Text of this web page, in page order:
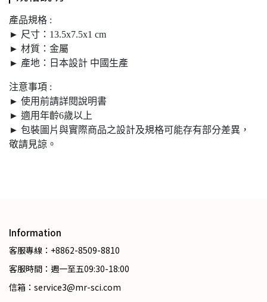
產品規格 :
► 尺寸：13.5x7.5x1 cm
► 材質：金屬
► 產地：日本設計 中國生產
注意事項 :
► 使用前請詳閱說明書
► 適用年齡6歲以上
► 包裝圖片與實際商品之設計及規格可能存有部分差異，
敬請見諒。
Information
客服專線：+8862-8509-8810
客服時間：週一至五09:30-18:00
信箱：service3@mr-sci.com